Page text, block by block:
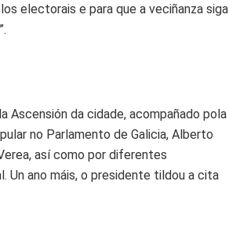
electorais e para que a veciñanza siga
Ascensión da cidade, acompañado pola
no Parlamento de Galicia, Alberto
así como por diferentes
Un ano máis, o presidente tildou a cita